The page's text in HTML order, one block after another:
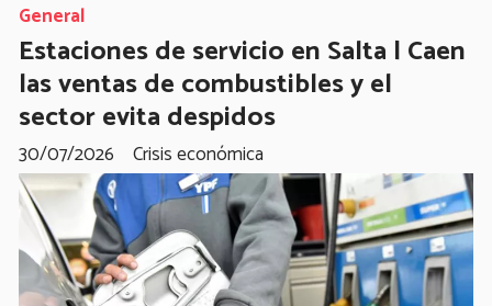
Estaciones de servicio en Salta | Caen
las ventas de combustibles y el
sector evita despidos
Crisis económica
General
30/07/2026